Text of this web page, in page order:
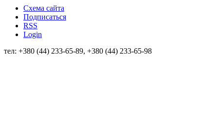
Схема сайта
Подписаться
RSS
Login
тел: +380 (44) 233-65-89, +380 (44) 233-65-98